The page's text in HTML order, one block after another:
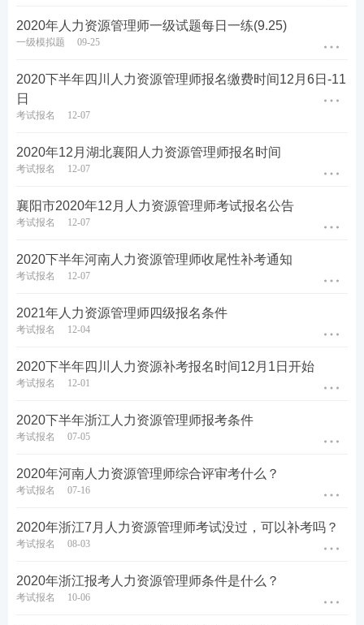
2020年人力资源管理师一级试题每日一练(9.25)
一级模拟题 09-25
2020下半年四川人力资源管理师报名缴费时间12月6日-11
日
考试报名 12-07
2020年12月湖北襄阳人力资源管理师报名时间
考试报名 12-07
襄阳市2020年12月人力资源管理师考试报名公告
考试报名 12-07
2020下半年河南人力资源管理师收尾性补考通知
考试报名 12-07
2021年人力资源管理师四级报名条件
考试报名 12-04
2020下半年四川人力资源补考报名时间12月1日开始
考试报名 12-01
2020下半年浙江人力资源管理师报考条件
考试报名 07-05
2020年河南人力资源管理师综合评审考什么？
考试报名 07-16
2020年浙江7月人力资源管理师考试没过，可以补考吗？
考试报名 08-03
2020年浙江报考人力资源管理师条件是什么？
考试报名 10-06